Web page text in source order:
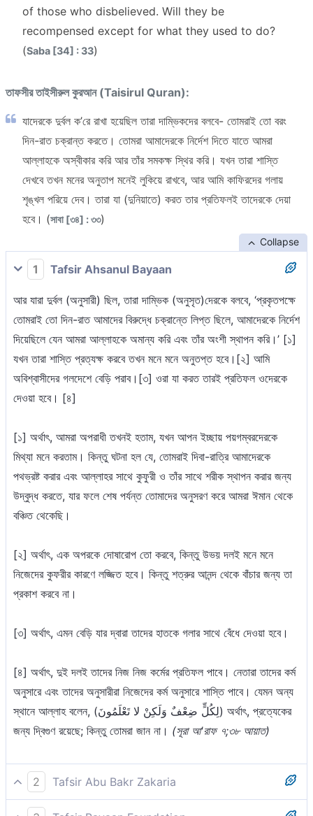
of those who disbelieved. Will they be
recompensed except for what they used to do?
(Saba [34] : 33)
তাফসীর তাইসীরুল কুরআন (Taisirul Quran):
যাদেরকে দুর্বল ক’রে রাখা হয়েছিল তারা দাম্ভিকদের বলবে- তোমরাই তো বরং
দিন-রাত চক্রান্ত করতে। তোমরা আমাদেরকে নির্দেশ দিতে যাতে আমরা
আল্লাহকে অস্বীকার করি আর তাঁর সমকক্ষ স্থির করি। যখন তারা শাস্তি
দেখবে তখন মনের অনুতাপ মনেই লুকিয়ে রাখবে, আর আমি কাফিরদের গলায়
শৃঙ্খল পরিয়ে দেব। তারা যা (দুনিয়াতে) করত তার প্রতিফলই তাদেরকে দেয়া
হবে। (সাবা [৩৪] : ৩৩)
Collapse
1 Tafsir Ahsanul Bayaan
আর যারা দুর্বল (অনুসারী) ছিল, তারা দাম্ভিক (অনুসৃত)দেরকে বলবে, ‘প্রকৃতপক্ষে
তোমরাই তো দিন-রাত আমাদের বিরুদ্ধে চক্রান্তে লিপ্ত ছিলে, আমাদেরকে নির্দেশ
দিয়েছিলে যেন আমরা আল্লাহকে অমান্য করি এবং তাঁর অংশী স্থাপন করি।’ [১]
যখন তারা শাস্তি প্রত্যক্ষ করবে তখন মনে মনে অনুতপ্ত হবে।[২] আমি
অবিশ্বাসীদের গলদেশে বেড়ি পরাব।[৩] ওরা যা করত তারই প্রতিফল ওদেরকে
দেওয়া হবে। [৪]
[১] অর্থাৎ, আমরা অপরাধী তখনই হতাম, যখন আপন ইচ্ছায় পয়গম্বরদেরকে
মিথ্যা মনে করতাম। কিন্তু ঘটনা হল যে, তোমরাই দিবা-রাত্রি আমাদেরকে
পথভ্রষ্ট করার এবং আল্লাহর সাথে কুফুরী ও তাঁর সাথে শরীক স্থাপন করার জন্য
উদ্বুদ্ধ করতে, যার ফলে শেষ পর্যন্ত তোমাদের অনুসরণ করে আমরা ঈমান থেকে
বঞ্চিত থেকেছি।
[২] অর্থাৎ, এক অপরকে দোষারোপ তো করবে, কিন্তু উভয় দলই মনে মনে
নিজেদের কুফরীর কারণে লজ্জিত হবে। কিন্তু শত্রুর আনন্দ থেকে বাঁচার জন্য তা
প্রকাশ করবে না।
[৩] অর্থাৎ, এমন বেড়ি যার দ্বারা তাদের হাতকে গলার সাথে বেঁধে দেওয়া হবে।
[৪] অর্থাৎ, দুই দলই তাদের নিজ নিজ কর্মের প্রতিফল পাবে। নেতারা তাদের কর্ম
অনুসারে এবং তাদের অনুসারীরা নিজেদের কর্ম অনুসারে শাস্তি পাবে। যেমন অন্য
স্থানে আল্লাহ বলেন, (لِكُلٍّ ضِعْفٌ وَلَكِنْ لا تَعْلَمُونَ) অর্থাৎ, প্রত্যেকের
জন্য দ্বিগুণ রয়েছে; কিন্তু তোমরা জান না। (সূরা আ'রাফ ৭;৩৮ আয়াত)
2 Tafsir Abu Bakr Zakaria
আর যাদেরকে দুর্বল করে রাখা হয়েছিল তারা, যারা অহংকার করেছিল তাদেরকে